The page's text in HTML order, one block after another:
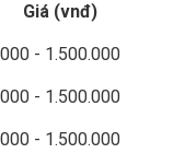
Giá (vnđ)
- 1.500.000
- 1.500.000
- 1.500.000